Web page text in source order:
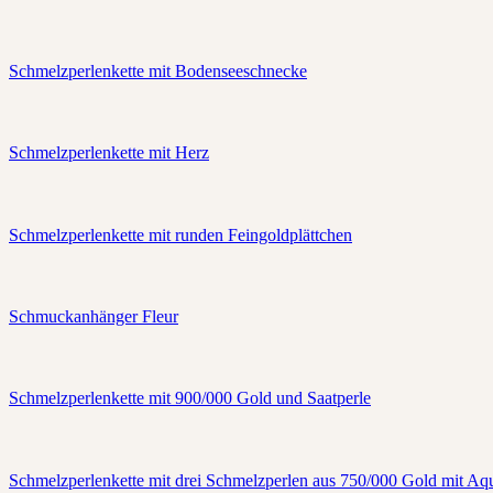
Schmelzperlenkette mit Bodenseeschnecke
Schmelzperlenkette mit Herz
Schmelzperlenkette mit runden Feingoldplättchen
Schmuckanhänger Fleur
Schmelzperlenkette mit 900/000 Gold und Saatperle
Schmelzperlenkette mit drei Schmelzperlen aus 750/000 Gold mit